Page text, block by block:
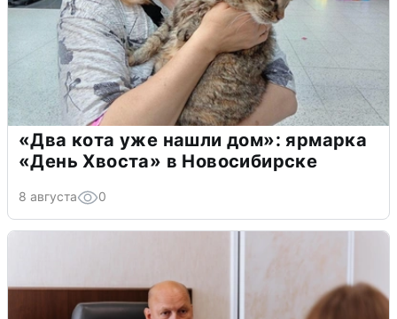
«Два кота уже нашли дом»: ярмарка
«День Хвоста» в Новосибирске
8 августа 0